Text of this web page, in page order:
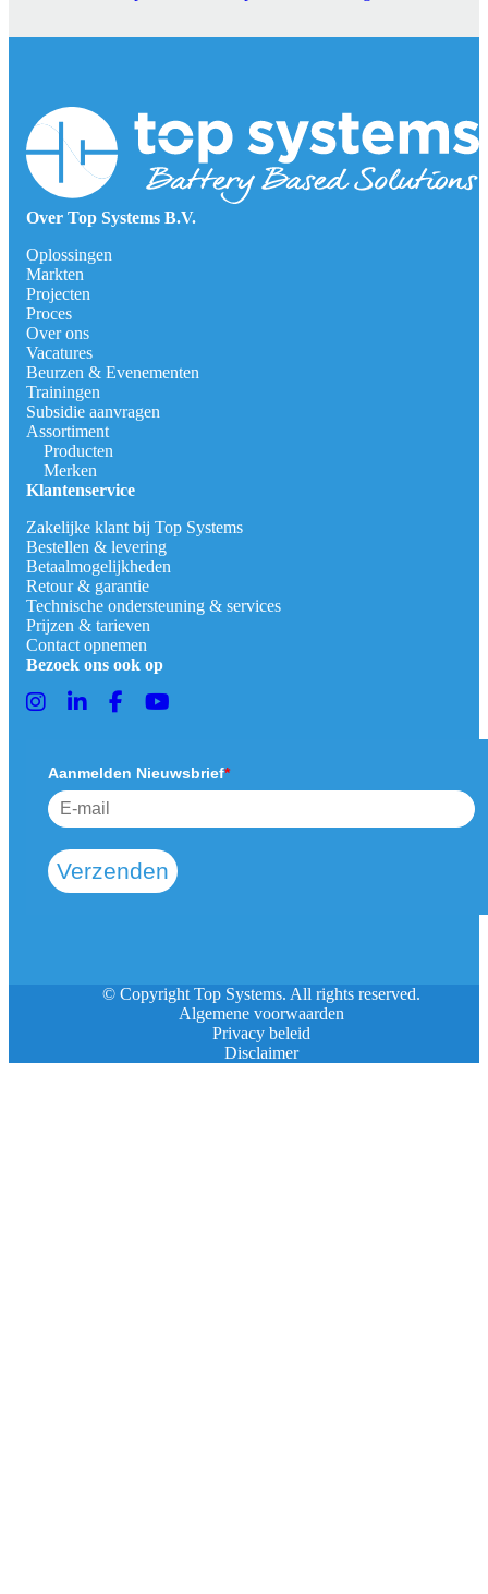
Over Top Systems B.V.
Oplossingen
Markten
Projecten
Proces
Over ons
Vacatures
Beurzen & Evenementen
Trainingen
Subsidie aanvragen
Assortiment
Producten
Merken
Klantenservice
Zakelijke klant bij Top Systems
Bestellen & levering
Betaalmogelijkheden
Retour & garantie
Technische ondersteuning & services
Prijzen & tarieven
Contact opnemen
Bezoek ons ook op
Aanmelden Nieuwsbrief*
Verzenden
© Copyright Top Systems. All rights reserved.
Algemene voorwaarden
Privacy beleid
Disclaimer